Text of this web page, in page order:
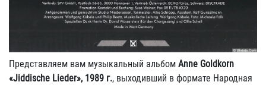
Представляем вам музыкальный альбом Anne Goldkorn
«Jiddische Lieder», 1989 г., выходивший в формате Народная